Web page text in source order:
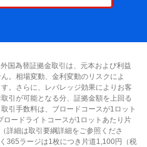
国為替証拠金取引は、元本および利益
。相場変動、金利変動のリスクによ
。さらに、レバレッジ効果によりお客
引が可能となる分、証拠金額を上回る
引手数料は、ブロードコースが1ロット
ードライトコースが1ロットあたり片
詳細は取引要綱詳細をご参照くださ
365ラージは1枚につき片道1,100円（税